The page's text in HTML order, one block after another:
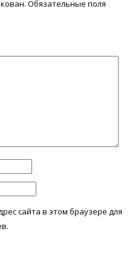
Обязательные поля
сайта в этом браузере для